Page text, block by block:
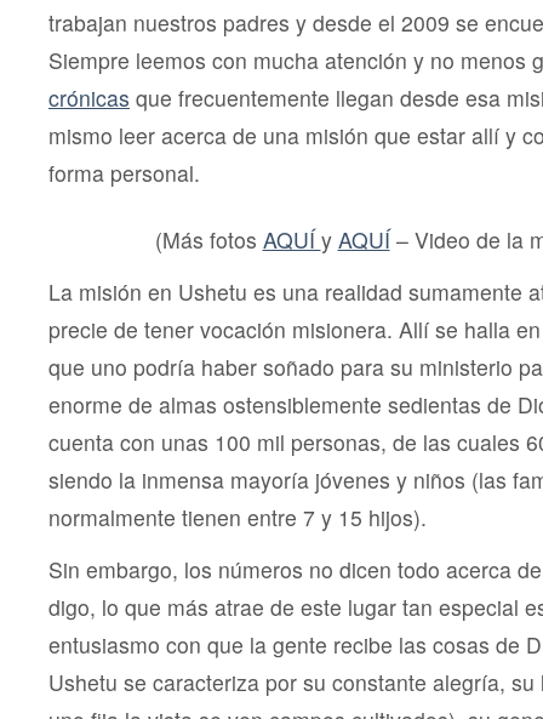
trabajan nuestros padres y desde el 2009 se
Siempre leemos con mucha atención y no menos
crónicas que frecuentemente llegan desde esa
mismo leer acerca de una misión que estar allí y
forma personal.
(Más fotos AQUÍy AQUÍ– Video de la
La misión en Ushetu es una realidad sumamente
precie de tener vocación misionera. Allí se halla
que uno podría haber soñado para su ministerio
enorme de almas ostensiblemente sedientas de
cuenta con unas 100 mil personas, de las cuales
siendo la inmensa mayoría jóvenes y niños (las
normalmente tienen entre 7 y 15 hijos).
Sin embargo, los números no dicen todo acerca
digo, lo que más atrae de este lugar tan especial
entusiasmo con que la gente recibe las cosas de
Ushetu se caracteriza por su constante alegría,